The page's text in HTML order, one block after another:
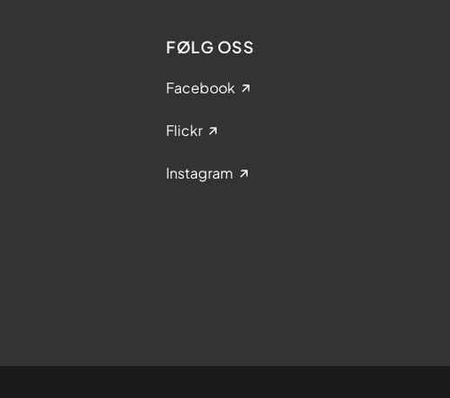
FØLG OSS
Facebook
Flickr
Instagram